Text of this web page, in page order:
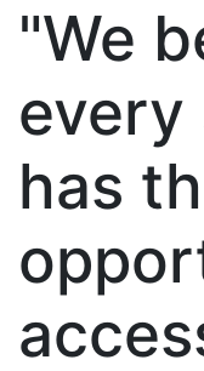
"We
every
has